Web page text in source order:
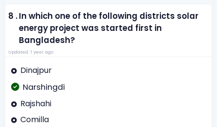
8 .In which one of the following districts solar
energy project was started first in
Bangladesh?
Updated: 1 year ago
Dinajpur
Narshingdi
Rajshahi
Comilla